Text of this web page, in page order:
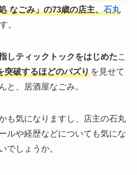
なごみ」の73歳の店主、石丸
。
しティックトックをはじめたこ
突破するほどのバズりを見せて
と、居酒屋なごみ。
も気になりますし、店主の石丸
ルや経歴などについても気にな
でしょうか。